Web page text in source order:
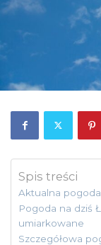
Spis treści
Aktualna
Pogoda na dziś
umiarkowane
Szczegółowa